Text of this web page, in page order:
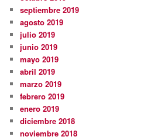
septiembre 2019
agosto 2019
julio 2019
junio 2019
mayo 2019
abril 2019
marzo 2019
febrero 2019
enero 2019
diciembre 2018
noviembre 2018